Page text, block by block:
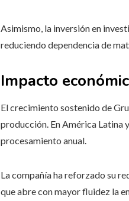
Asimismo, la inversión en
reduciendo dependencia de
Impacto
El crecimiento sostenido de
producción. En América Latina
procesamiento anual.
La compañía ha reforzado su
que abre con mayor fluidez la